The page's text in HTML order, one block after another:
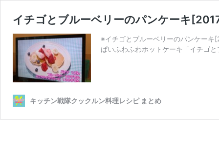
イチゴとブルーベリーのパンケーキ
※イチゴとブルーベリーのパンケーキ
ぱいふわふわホットケーキ「イチゴ
キッチン戦隊クックルン料理レシピ まとめ